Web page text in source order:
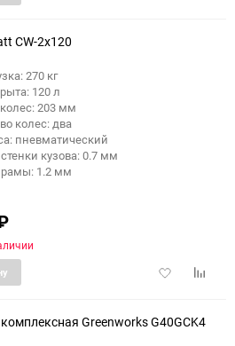
CW-2x120
270 кг
120 л
203 мм
колес: два
пневматический
кузова: 0.7 мм
1.2 мм
Добавить
Greenworks G40GCK4